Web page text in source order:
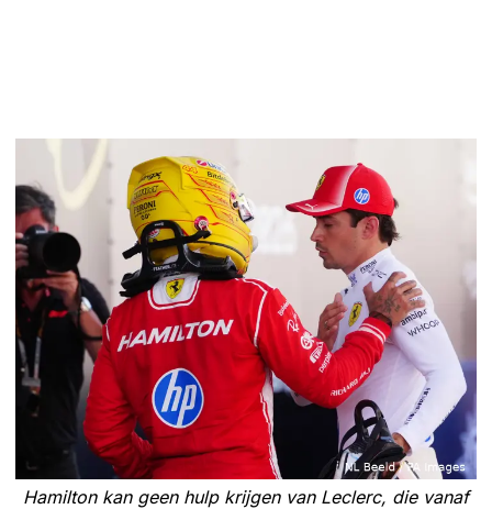
Hamilton kan geen hulp krijgen van Leclerc, die vanaf